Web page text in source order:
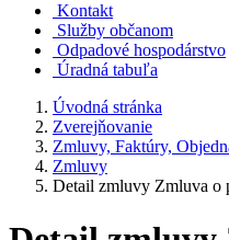
Kontakt
Služby občanom
Odpadové hospodárstvo
Úradná tabuľa
Úvodná stránka
Zverejňovanie
Zmluvy, Faktúry,
Zmluvy
Detail zmluvy Zmluva o